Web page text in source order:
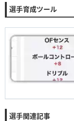
選手育成ツール
選手関連記事